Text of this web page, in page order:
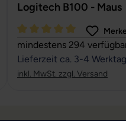
Logitech B100 - Maus
Durchschnittliche
mindestens 294
Lieferzeit ca. 3-4
inkl. MwSt. zzgl. Versand